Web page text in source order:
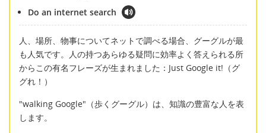
Do an internet search
人、場所、物事についてネットで調べる場合、グーグルが最
も人気です。人の持つあらゆる疑問に効率よく答えられる所
からこの有名フレーズが生まれました：Just Google it!（グ
グれ！）
"walking Google"（歩くグーグル）は、知識の豊富な人を表
します。